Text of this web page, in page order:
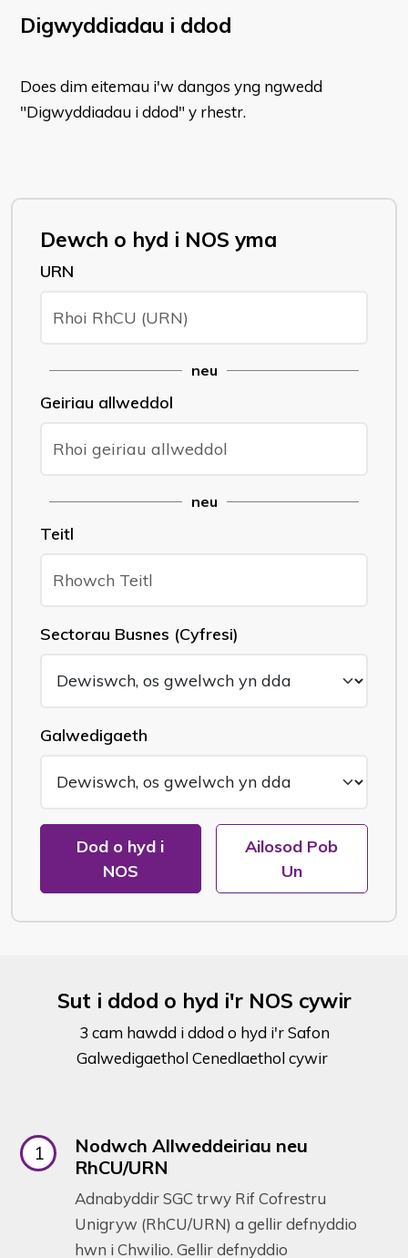
Digwyddiadau i ddod
Does dim eitemau i'w dangos yng ngwedd
"Digwyddiadau i ddod" y rhestr.
Dewch o hyd i NOS yma
URN
neu
Geiriau allweddol
neu
Teitl
Sectorau Busnes (Cyfresi)
Galwedigaeth
Dod o hyd i
NOS
Ailosod Pob
Un
Sut i ddod o hyd i'r NOS cywir
3 cam hawdd i ddod o hyd i'r Safon
Galwedigaethol Cenedlaethol cywir
Nodwch Allweddeiriau neu
RhCU/URN
Adnabyddir SGC trwy Rif Cofrestru
Unigryw (RhCU/URN) a gellir defnyddio
hwn i Chwilio. Gellir defnyddio